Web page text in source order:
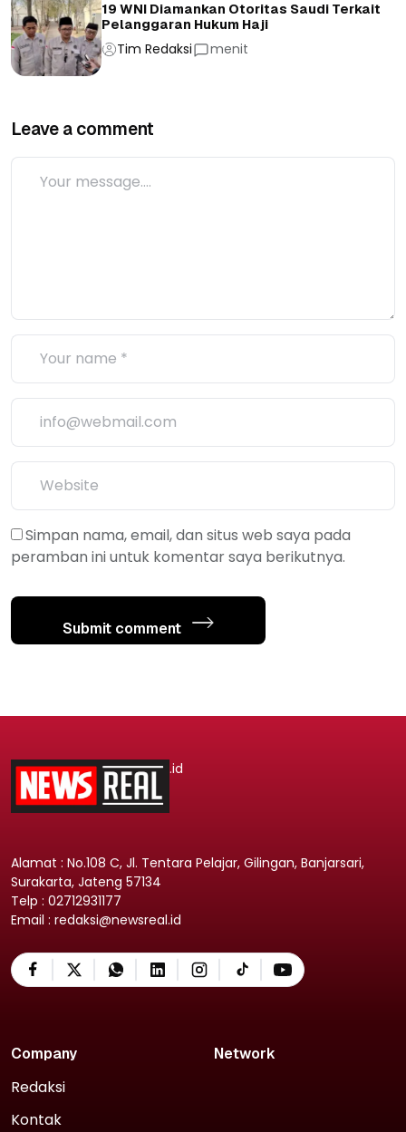
19 WNI Diamankan Otoritas Saudi Terkait
Pelanggaran Hukum Haji
Tim Redaksi menit
Leave a comment
Simpan nama, email, dan situs web saya pada
peramban ini untuk komentar saya berikutnya.
Submit comment
.id
Alamat : No.108 C, Jl. Tentara Pelajar, Gilingan, Banjarsari,
Surakarta, Jateng 57134
Telp : 02712931177
Email : redaksi@newsreal.id
Company
Redaksi
Kontak
Network